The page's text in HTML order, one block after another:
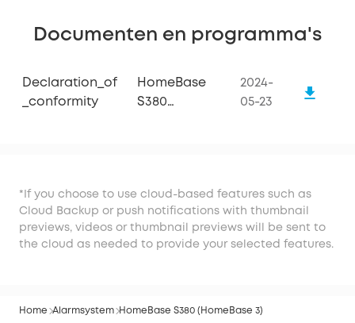
Documenten en programma's
Declaration_of
_conformity
HomeBase
S380
2024-
05-23
*If you choose to use cloud-based features such as
Cloud Backup or push notifications with thumbnail
previews, videos or thumbnail previews will be sent to
the cloud as needed to provide your selected features.
Home Alarmsystem HomeBase S380 (HomeBase 3)